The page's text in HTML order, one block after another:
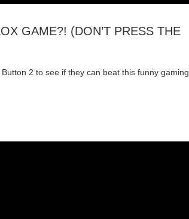
GAME?! (DON’T PRESS THE
2 to see if they can beat this funny gaming